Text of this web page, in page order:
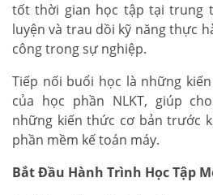
tốt thời gian học tập tại trung
luyện và trau dồi kỹ năng thực
công trong sự nghiệp.
Tiếp nối buổi học là những
của học phần NLKT, giúp
những kiến thức cơ bản trước
phần mềm kế toán máy.
Bắt Đầu Hành Trình Học Tập